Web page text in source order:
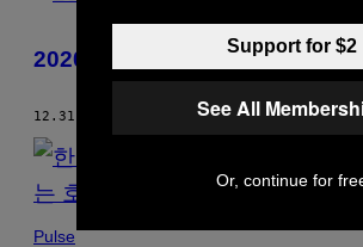
2020년 지구촌 기후·환경 뉴스
12.31.20 VICE STAFF
Pulse
Support for $2
See All
Or, continue for